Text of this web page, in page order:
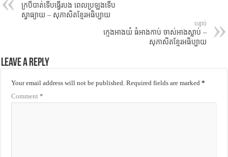
ក្របីបាត់ទើបធ្វើរបង ពេលប្រឡងទើប
ស្វាធ្យាយ – សុភាសិតខ្មែរអធិប្បាយ
បន្ទាប់
ក្មេងអាងយំ ធំអាងកាប់ ចាស់អាងស្លាប់ –
សុភាសិតខ្មែរអធិប្បាយ
Leave a Reply
Your email address will not be published. Required fields are marked*
Comment*